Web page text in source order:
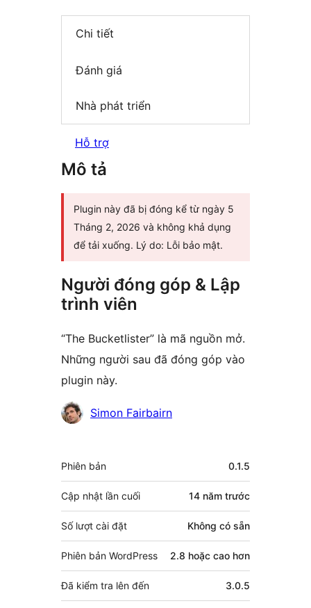
Chi tiết
Đánh giá
Nhà phát triển
Hỗ trợ
Mô tả
Plugin này đã bị đóng kể từ ngày 5
Tháng 2, 2026 và không khả dụng
để tải xuống. Lý do: Lỗi bảo mật.
Người đóng góp & Lập
trình viên
“The Bucketlister” là mã nguồn mở.
Những người sau đã đóng góp vào
plugin này.
Những
góp
Simon Fairbairn
Meta
Phiên bản 0.1.5
Cập nhật lần cuối 14 năm trước
Số lượt cài đặt Không có sẵn
Phiên bản WordPress 2.8 hoặc cao hơn
Đã kiểm tra lên đến 3.0.5